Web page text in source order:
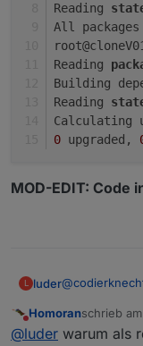
Reading
All
Reading
Building
Reading
Calculating
0 upgraded,
MOD-EDIT: Code
L luder@
@luder
Nicht stören
Homoranschrieb am
zuletzt
@luder warum als